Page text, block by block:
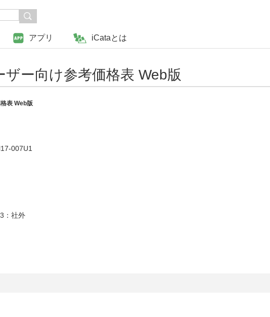
アプリ iCataとは
ー向け参考価格表 Web版
表 Web版
007U1
：社外